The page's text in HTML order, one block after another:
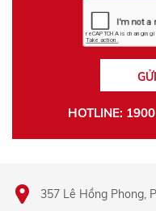
HOTLINE:
357 Lê Hồng Phong,